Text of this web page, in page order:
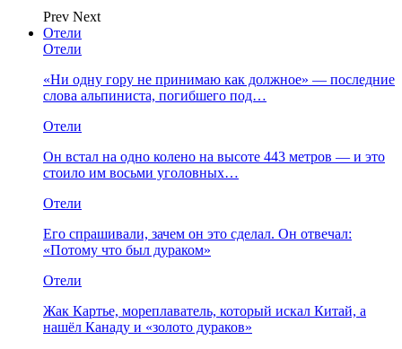
Prev Next
Отели
Отели
«Ни одну гору не принимаю как должное» — последние
слова альпиниста, погибшего под…
Отели
Он встал на одно колено на высоте 443 метров — и это
стоило им восьми уголовных…
Отели
Его спрашивали, зачем он это сделал. Он отвечал:
«Потому что был дураком»
Отели
Жак Картье, мореплаватель, который искал Китай, а
нашёл Канаду и «золото дураков»